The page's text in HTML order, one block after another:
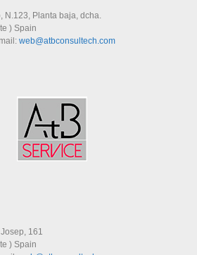
N.123, Planta baja, dcha.
) Spain
web@atbconsultech.com
161
) Spain